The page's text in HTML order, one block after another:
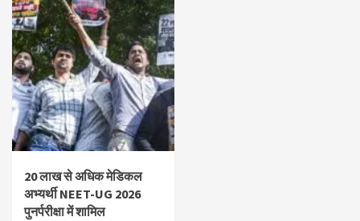
20 लाख से अधिक मेडिकल
अभ्यर्थी NEET-UG 2026
पुनर्परीक्षा में शामिल